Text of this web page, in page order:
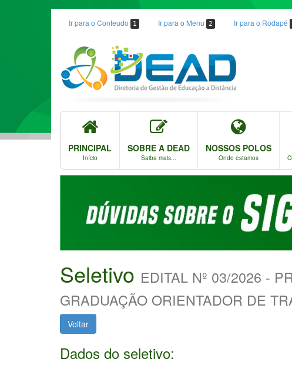
Ir para o Conteudo 1 Ir para o Menu 2 Ir para o Rodapé
PRINCIPAL
Início
SOBRE A DEAD
Saiba mais...
NOSSOS POLOS
Onde estamos
Seletivo EDITAL Nº 03/2026 -
GRADUAÇÃO ORIENTADOR DE
Voltar
Dados do seletivo: